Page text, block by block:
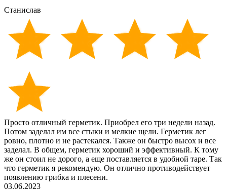
Станислав
Просто отличный герметик. Приобрел его три недели назад.
Потом заделал им все стыки и мелкие щели. Герметик лег
ровно, плотно и не растекался. Также он быстро высох и все
заделал. В общем, герметик хороший и эффективный. К тому
же он стоил не дорого, а еще поставляется в удобной таре. Так
что герметик я рекомендую. Он отлично противодействует
появлению грибка и плесени.
03.06.2023